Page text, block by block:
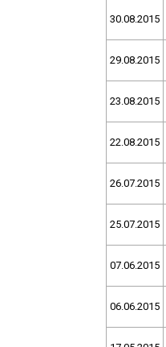
30.08.2015
29.08.2015
23.08.2015
22.08.2015
26.07.2015
25.07.2015
07.06.2015
06.06.2015